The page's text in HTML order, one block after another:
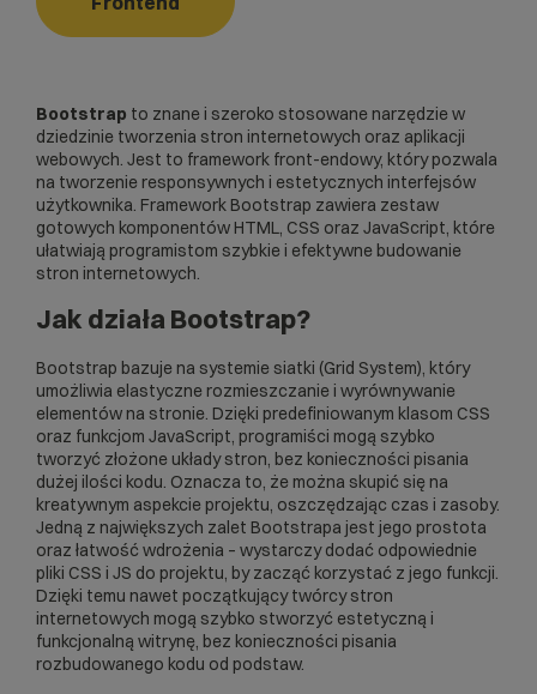
Bootstrap to znane i szeroko stosowane narzędzie w
dziedzinie tworzenia stron internetowych oraz aplikacji
webowych. Jest to framework front-endowy, który pozwala
na tworzenie responsywnych i estetycznych interfejsów
użytkownika. Framework Bootstrap zawiera zestaw
gotowych komponentów HTML, CSS oraz JavaScript, które
ułatwiają programistom szybkie i efektywne budowanie
stron internetowych.
Jak działa Bootstrap?
Bootstrap bazuje na systemie siatki (Grid System), który
umożliwia elastyczne rozmieszczanie i wyrównywanie
elementów na stronie. Dzięki predefiniowanym klasom CSS
oraz funkcjom JavaScript, programiści mogą szybko
tworzyć złożone układy stron, bez konieczności pisania
dużej ilości kodu. Oznacza to, że można skupić się na
kreatywnym aspekcie projektu, oszczędzając czas i zasoby.
Jedną z największych zalet Bootstrapa jest jego prostota
oraz łatwość wdrożenia – wystarczy dodać odpowiednie
pliki CSS i JS do projektu, by zacząć korzystać z jego funkcji.
Dzięki temu nawet początkujący twórcy stron
internetowych mogą szybko stworzyć estetyczną i
funkcjonalną witrynę, bez konieczności pisania
rozbudowanego kodu od podstaw.